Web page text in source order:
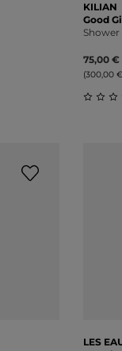
KILIAN
Good
Shower
75,00 €
(300,00
LES